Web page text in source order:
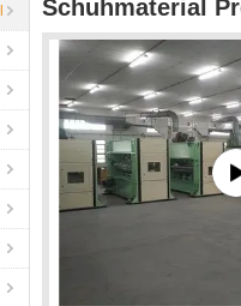
Schuhmaterial